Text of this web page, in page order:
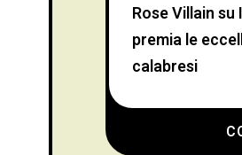
Rose Villainsu
premia le
calabresi